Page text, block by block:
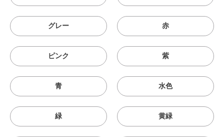
グレー 赤
ピンク 紫
青 水色
緑 黄緑